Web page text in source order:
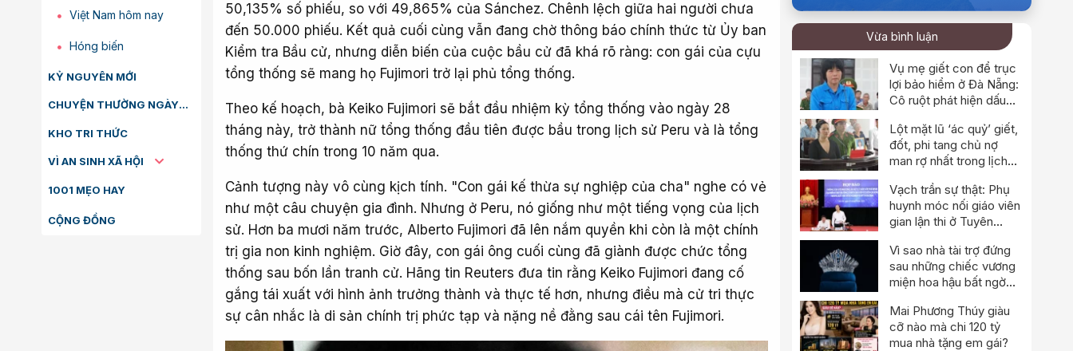
Việt Nam hôm nay
Hóng biến
KỶ NGUYÊN MỚI
CHUYỆN THƯỜNG NGÀY
KHO TRI THỨC
VÌ AN SINH XÃ HỘI
1001 MẸO HAY
CỘNG ĐỒNG
50,135% số phiếu, so với 49,865% của Sánchez. Chênh lệch giữa hai người chưa
đến 50.000 phiếu. Kết quả cuối cùng vẫn đang chờ thông báo chính thức từ Ủy ban
Kiểm tra Bầu cử, nhưng diễn biến của cuộc bầu cử đã khá rõ ràng: con gái của cựu
tổng thống sẽ mang họ Fujimori trở lại phủ tổng thống.
Theo kế hoạch, bà Keiko Fujimori sẽ bắt đầu nhiệm kỳ tổng thống vào ngày 28
tháng này, trở thành nữ tổng thống đầu tiên được bầu trong lịch sử Peru và là tổng
thống thứ chín trong 10 năm qua.
Cảnh tượng này vô cùng kịch tính. "Con gái kế thừa sự nghiệp của cha" nghe có vẻ
như một câu chuyện gia đình. Nhưng ở Peru, nó giống như một tiếng vọng của lịch
sử. Hơn ba mươi năm trước, Alberto Fujimori đã lên nắm quyền khi còn là một chính
trị gia non kinh nghiệm. Giờ đây, con gái ông cuối cùng đã giành được chức tổng
thống sau bốn lần tranh cử. Hãng tin Reuters đưa tin rằng Keiko Fujimori đang cố
gắng tái xuất với hình ảnh trưởng thành và thực tế hơn, nhưng điều mà cử tri thực
sự cân nhắc là di sản chính trị phức tạp và nặng nề đằng sau cái tên Fujimori.
Vừa bình luận
Vụ mẹ giết con để trục
lợi bảo hiểm ở Đà Nẵng:
Cô ruột phát hiện dấu
Lột mặt lũ ‘ác quỷ’ giết,
đốt, phi tang chủ nợ
man rợ nhất trong lịch
Vạch trần sự thật: Phụ
huynh móc nối giáo viên
gian lận thi ở Tuyên
Vì sao nhà tài trợ đứng
sau những chiếc vương
miện hoa hậu bất ngờ
động?
Mai Phương Thúy giàu
cỡ nào mà chi 120 tỷ
mua nhà tặng em gái?